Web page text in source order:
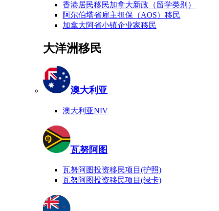
香港居民移民加拿大新政（留学类别）
阿尔伯塔省雇主担保（AOS）移民
加拿大阿省小镇企业家移民
大洋洲移民
澳大利亚
澳大利亚NIV
瓦努阿图
瓦努阿图投资移民项目(护照)
瓦努阿图投资移民项目(绿卡)